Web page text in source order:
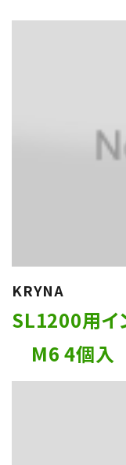
KRYNA
SL1200用イ
M6 4個入